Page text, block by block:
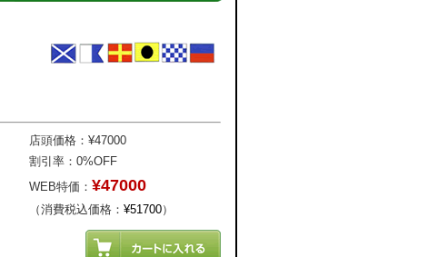
店頭価格：¥47000
割引率：0%OFF
WEB特価： ¥47000
（消費税込価格： ¥51700）